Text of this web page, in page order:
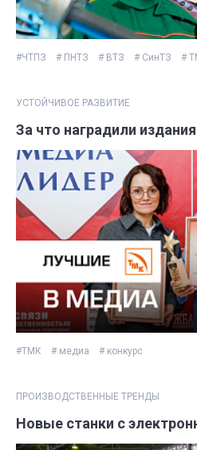
#ЧТПЗ # ПНТЗ # ВТЗ # СинТЗ #
УСТОЙЧИВОЕ РАЗВИТИЕ
За что наградили
#ТМК # медиа # конкурс
ПРОИЗВОДСТВЕННЫЕ ТРЕНДЫ
Новые станки с